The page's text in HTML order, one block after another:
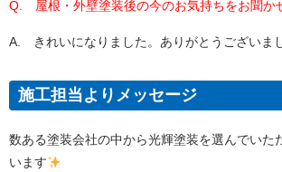
Q. 屋根・外壁塗装後の今のお気持ちをお聞か
A. きれいになりました。ありがとうございまし
施工担当よりメッセージ
数ある塗装会社の中から光輝塗装を選んでいた
います